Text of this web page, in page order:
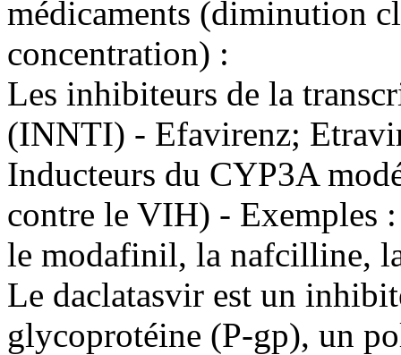
médicaments (diminution
concentration) :
Les inhibiteurs de la
(INNTI) - Efavirenz;
Inducteurs du CYP3A
contre le VIH) - Exemples
le modafinil, la nafcilline,
Le daclatasvir est un
glycoprotéine (P-gp), un